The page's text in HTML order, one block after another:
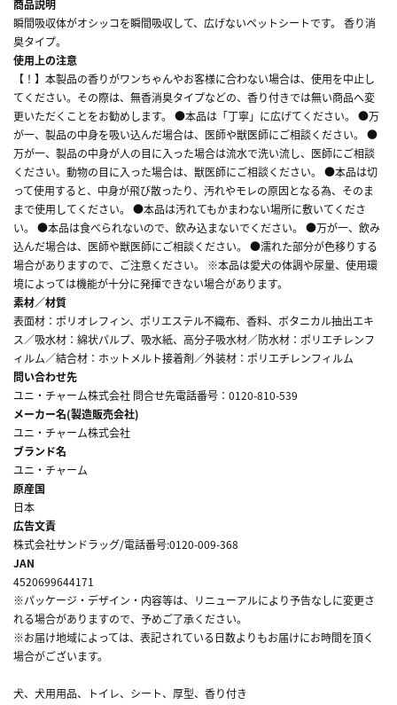
商品説明
瞬間吸収体がオシッコを瞬間吸収して、広げないペットシートです。 香り消
臭タイプ。
使用上の注意
【！】本製品の香りがワンちゃんやお客様に合わない場合は、使用を中止し
てください。その際は、無香消臭タイプなどの、香り付きでは無い商品へ変
更いただくことをお勧めします。 ●本品は「丁寧」に広げてください。 ●万
が一、製品の中身を吸い込んだ場合は、医師や獣医師にご相談ください。 ●
万が一、製品の中身が人の目に入った場合は流水で洗い流し、医師にご相談
ください。動物の目に入った場合は、獣医師にご相談ください。 ●本品は切
って使用すると、中身が飛び散ったり、汚れやモレの原因となる為、そのま
まで使用してください。 ●本品は汚れてもかまわない場所に敷いてくださ
い。 ●本品は食べられないので、飲み込まないでください。 ●万が一、飲み
込んだ場合は、医師や獣医師にご相談ください。 ●濡れた部分が色移りする
場合がありますので、ご注意ください。 ※本品は愛犬の体調や尿量、使用環
境によっては機能が十分に発揮できない場合があります。
素材／材質
表面材：ポリオレフィン、ポリエステル不織布、香料、ボタニカル抽出エキ
ス／吸水材：綿状パルプ、吸水紙、高分子吸水材／防水材：ポリエチレンフ
ィルム／結合材：ホットメルト接着剤／外装材：ポリエチレンフィルム
問い合わせ先
ユニ・チャーム株式会社 問合せ先電話番号：0120-810-539
メーカー名(製造販売会社)
ユニ・チャーム株式会社
ブランド名
ユニ・チャーム
原産国
日本
広告文責
株式会社サンドラッグ/電話番号:0120-009-368
JAN
4520699644171
※パッケージ・デザイン・内容等は、リニューアルにより予告なしに変更さ
れる場合がありますので、予めご了承ください。
※お届け地域によっては、表記されている日数よりもお届けにお時間を頂く
場合がございます。
犬、犬用用品、トイレ、シート、厚型、香り付き